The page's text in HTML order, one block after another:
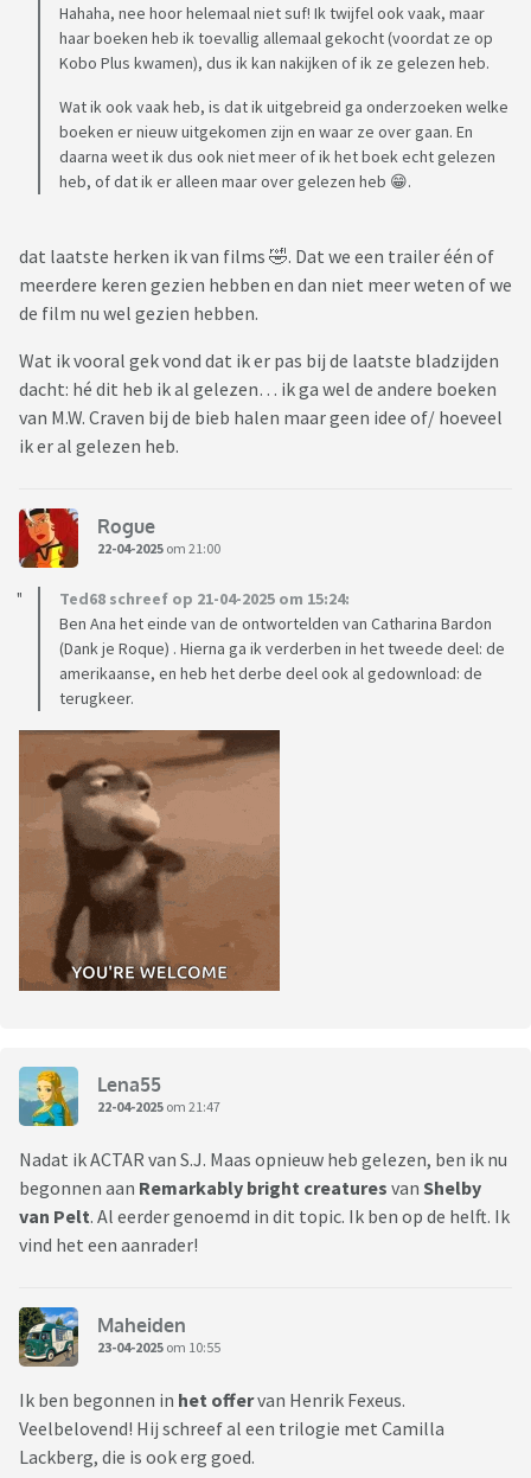
Hahaha, nee hoor helemaal niet suf! Ik twijfel ook vaak, maar
haar boeken heb ik toevallig allemaal gekocht (voordat ze op
Kobo Plus kwamen), dus ik kan nakijken of ik ze gelezen heb.
Wat ik ook vaak heb, is dat ik uitgebreid ga onderzoeken welke
boeken er nieuw uitgekomen zijn en waar ze over gaan. En
daarna weet ik dus ook niet meer of ik het boek echt gelezen
heb, of dat ik er alleen maar over gelezen heb 😁.
dat laatste herken ik van films 🤣. Dat we een trailer één of
meerdere keren gezien hebben en dan niet meer weten of we
de film nu wel gezien hebben.
Wat ik vooral gek vond dat ik er pas bij de laatste bladzijden
dacht: hé dit heb ik al gelezen… ik ga wel de andere boeken
van M.W. Craven bij de bieb halen maar geen idee of/ hoeveel
ik er al gelezen heb.
Rogue
22-04-2025 om 21:00
Ted68 schreef op 21-04-2025 om 15:24:
Ben Ana het einde van de ontwortelden van Catharina Bardon
(Dank je Roque) . Hierna ga ik verderben in het tweede deel: de
amerikaanse, en heb het derbe deel ook al gedownload: de
terugkeer.
Lena55
22-04-2025 om 21:47
Nadat ik ACTAR van S.J. Maas opnieuw heb gelezen, ben ik nu
begonnen aan Remarkably bright creatures van Shelby
van Pelt. Al eerder genoemd in dit topic. Ik ben op de helft. Ik
vind het een aanrader!
Maheiden
23-04-2025 om 10:55
Ik ben begonnen in het offervan Henrik Fexeus.
Veelbelovend! Hij schreef al een trilogie met Camilla
Lackberg, die is ook erg goed.